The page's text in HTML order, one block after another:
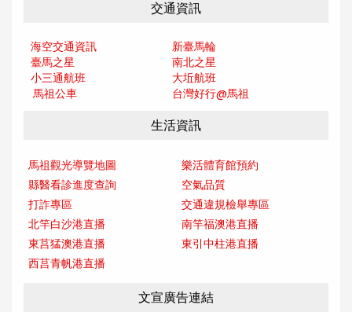
交通資訊
海空交通資訊
新臺馬輪
臺馬之星
南北之星
小三通航班
大坵航班
馬祖公車
台灣好行@馬祖
生活資訊
馬祖觀光導覽地圖
樂活體育館預約
縣醫看診進度查詢
空氣品質
打詐專區
交通違規檢舉專區
北竿白沙港直播
南竿福澳港直播
東莒猛澳港直播
東引中柱港直播
西莒青帆港直播
文宣廣告連結